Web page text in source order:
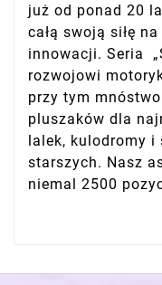
już od ponad 20
całą swoją siłę
innowacji. Seria
rozwojowi
przy tym
pluszaków dla
lalek, kulodromy i
starszych. Nasz
niemal 2500